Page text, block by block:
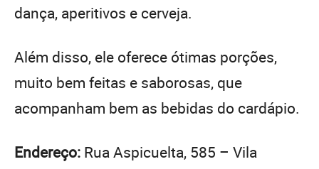
dança, aperitivos e cerveja.
Além disso, ele oferece ótimas porções,
muito bem feitas e saborosas, que
acompanham bem as bebidas do cardápio.
Endereço: Rua Aspicuelta, 585 – Vila